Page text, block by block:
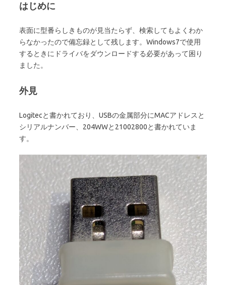
はじめに
表面に型番らしきものが見当たらず、検索してもよくわか
らなかったので備忘録として残します。Windows7で使用
するときにドライバをダウンロードする必要があって困り
ました。
外見
Logitecと書かれており、USBの金属部分にMACアドレスと
シリアルナンバー、204WWと21002800と書かれていま
す。